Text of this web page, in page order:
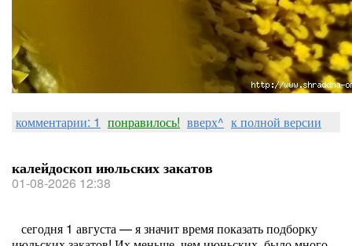
комментарии: 1 понравилось! вверх^ к полной версии
калейдоскоп июльских закатов
01-08-2026 12:38
сегодня 1 августа — я значит время показать подборку